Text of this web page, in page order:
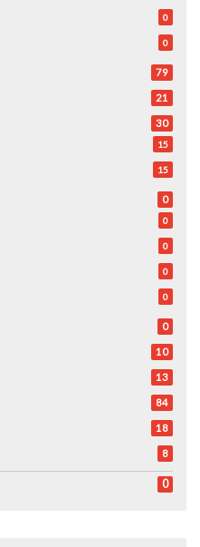
0
0
79
21
30
15
15
0
0
0
0
0
0
10
13
84
18
8
0